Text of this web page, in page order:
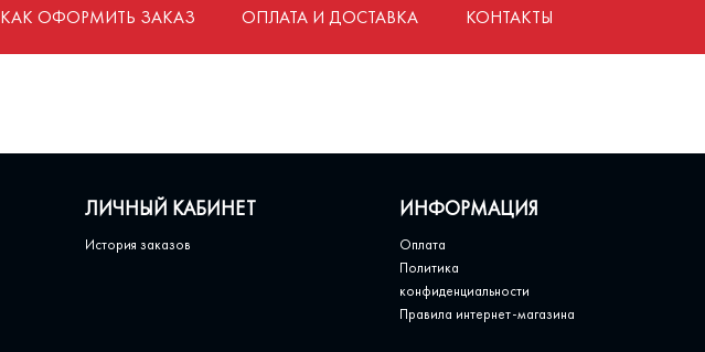
КАК ОФОРМИТЬ ЗАКАЗ ОПЛАТА И ДОСТАВКА КОНТАКТЫ
ЛИЧНЫЙ КАБИНЕТ
История заказов
ИНФОРМАЦИЯ
Оплата
Политика
конфиденциальности
Правила интернет-магазина